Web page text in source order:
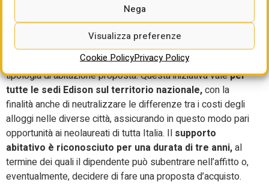
Nega
Visualizza preferenze
Cookie PolicyPrivacy Policy
abitativa nonché di tutte le utenze a essa connesse. Ai
fruitori del servizio è richiesto un contributo spese mensile
ritenuto sostenibile e ha un valore non superiore a un terzo
della retribuzione netta mensile, spesso dunque
sensibilmente inferiore al prezzo medio di mercato per la
tipologia di abitazione proposta. Questa iniziativa valeper
tutte le sedi Edison sul territorio nazionale,con la
finalità anche di neutralizzare le differenze tra i costi degli
alloggi nelle diverse città, assicurando in questo modo pari
opportunità ai neolaureati di tutta Italia. Il supporto
abitativo è riconosciuto per una durata di tre anni,al
termine dei quali il dipendente può subentrare nell’affitto o,
eventualmente, decidere di fare una proposta d’acquisto.